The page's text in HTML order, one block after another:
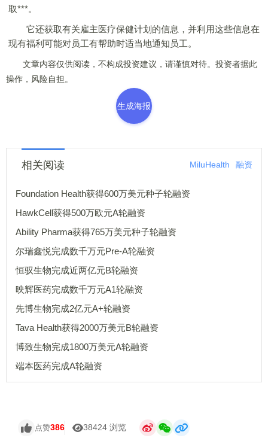
取***。
它还获取有关雇主医疗保健计划的信息，并利用这些信息在
现有福利可能对员工有帮助时适当地通知员工。
文章内容仅供阅读，不构成投资建议，请谨慎对待。投资者据此
操作，风险自担。
生成海报
相关阅读 MiluHealth 融资
Foundation Health获得600万美元种子轮融资
HawkCell获得500万欧元A轮融资
Ability Pharma获得765万美元种子轮融资
尔瑞鑫悦完成数千万元Pre-A轮融资
恒驭生物完成近两亿元B轮融资
映辉医药完成数千万元A1轮融资
先博生物完成2亿元A+轮融资
Tava Health获得2000万美元B轮融资
博致生物完成1800万美元A轮融资
端本医药完成A轮融资
点赞386 38424 浏览